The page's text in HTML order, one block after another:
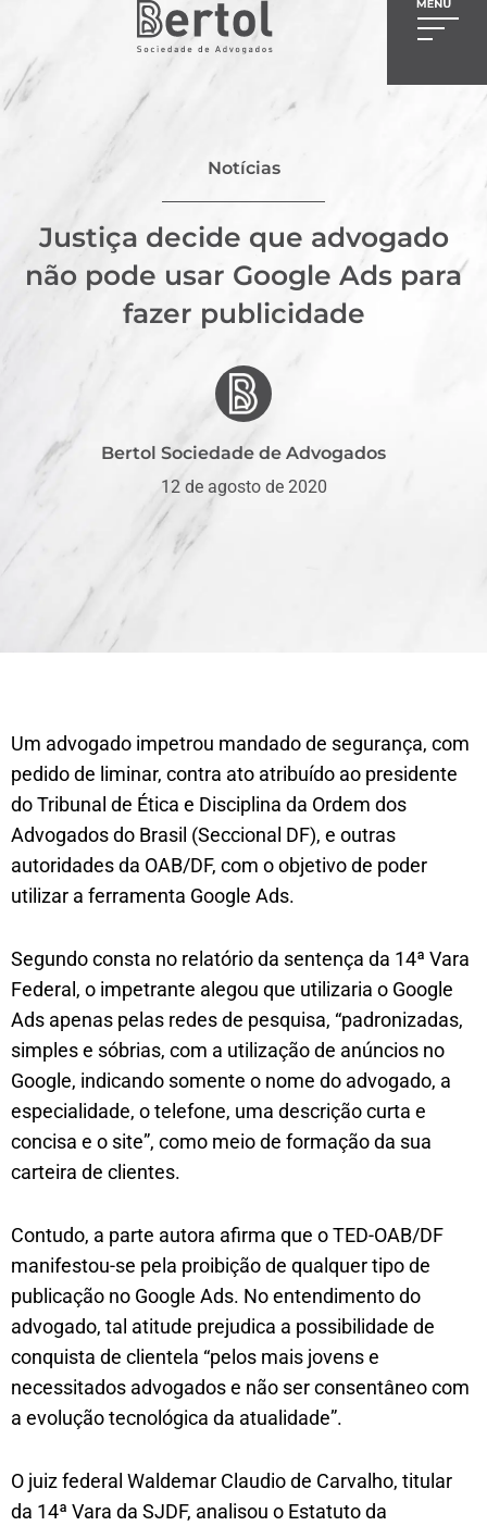
Notícias
Justiça decide que advogado
não pode usar Google Ads para
fazer publicidade
Bertol Sociedade de Advogados
12 de agosto de 2020
Um advogado impetrou mandado de segurança, com
pedido de liminar, contra ato atribuído ao presidente
do Tribunal de Ética e Disciplina da Ordem dos
Advogados do Brasil (Seccional DF), e outras
autoridades da OAB/DF, com o objetivo de poder
utilizar a ferramenta Google Ads.
Segundo consta no relatório da sentença da 14ª Vara
Federal, o impetrante alegou que utilizaria o Google
Ads apenas pelas redes de pesquisa, “padronizadas,
simples e sóbrias, com a utilização de anúncios no
Google, indicando somente o nome do advogado, a
especialidade, o telefone, uma descrição curta e
concisa e o site”, como meio de formação da sua
carteira de clientes.
Contudo, a parte autora afirma que o TED-OAB/DF
manifestou-se pela proibição de qualquer tipo de
publicação no Google Ads. No entendimento do
advogado, tal atitude prejudica a possibilidade de
conquista de clientela “pelos mais jovens e
necessitados advogados e não ser consentâneo com
a evolução tecnológica da atualidade”.
O juiz federal Waldemar Claudio de Carvalho, titular
da 14ª Vara da SJDF, analisou o Estatuto da